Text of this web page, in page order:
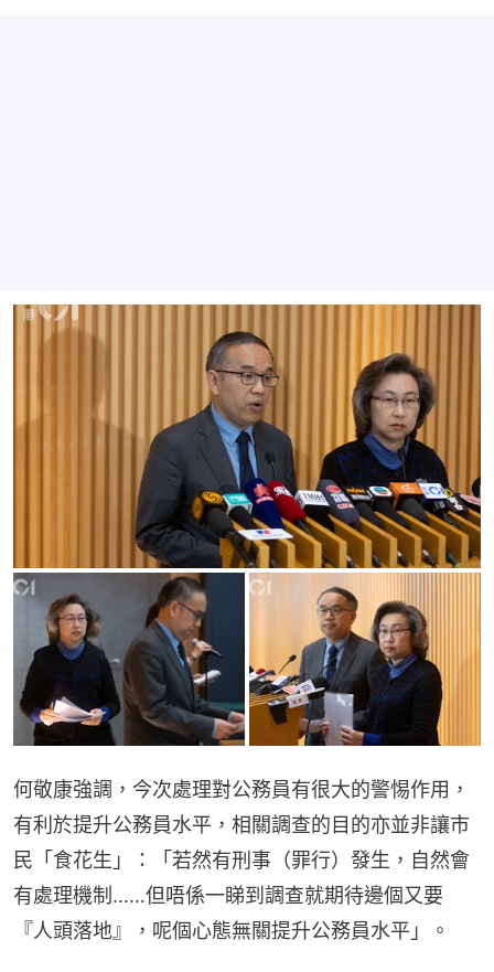
何敬康強調，今次處理對公務員有很大的警惕作用，
有利於提升公務員水平，相關調查的目的亦並非讓市
民「食花生」：「若然有刑事（罪行）發生，自然會
有處理機制……但唔係一睇到調查就期待邊個又要
『人頭落地』，呢個心態無關提升公務員水平」。